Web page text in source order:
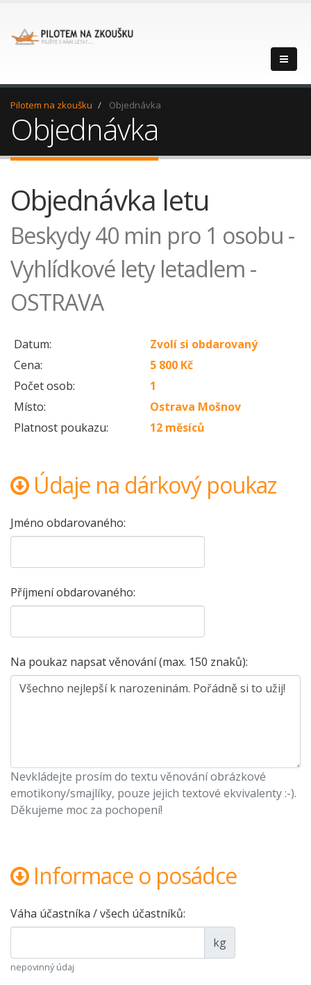
Pilotem na zkoušku Objednávka
Objednávka
Objednávka letu
Beskydy 40 min pro 1 osobu -
Vyhlídkové lety letadlem -
OSTRAVA
Datum:
Zvolí si obdarovaný
Cena:
5 800 Kč
Počet osob:
1
Místo:
Ostrava Mošnov
Platnost poukazu:
12 měsíců
Údaje na dárkový poukaz
Jméno obdarovaného:
Příjmení obdarovaného:
Na poukaz napsat věnování (max. 150 znaků):
Nevkládejte prosím do textu věnování obrázkové
emotikony/smajlíky, pouze jejich textové ekvivalenty :-).
Děkujeme moc za pochopení!
Informace o posádce
Váha účastníka / všech účastníků:
kg
nepovinný údaj